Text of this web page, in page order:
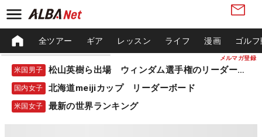
メルマガ登録
全ツアー ギア レッスン ライフ 漫画 ゴル
米国男子 松山英樹ら出場 ウィンダム選手権のリーダーボード
国内女子 北海道meijiカップ リーダーボード
米国女子 最新の世界ランキング